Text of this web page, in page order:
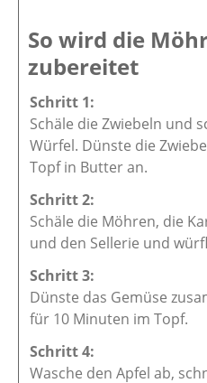
So wird die
zubereitet
Schäle die Zwiebeln und
Würfel. Dünste die
Topf in Butter an.
Schäle die Möhren, die
und den Sellerie und
Dünste das Gemüse
für 10 Minuten im Topf.
Wasche den Apfel ab,